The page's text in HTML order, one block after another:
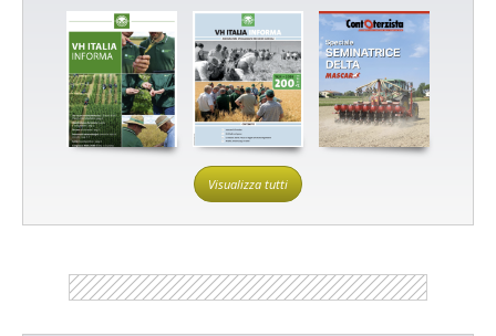
Visualizza tutti